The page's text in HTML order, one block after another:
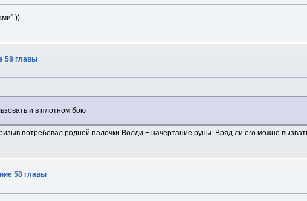
))
58 главы
и в плотном бою
потребовал родной палочки Волди + начертание руны. Вряд ли его можно
58 главы